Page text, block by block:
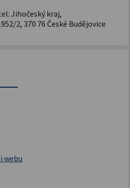
Jihočeský kraj,
2, 370 76 České Budějovice
webu